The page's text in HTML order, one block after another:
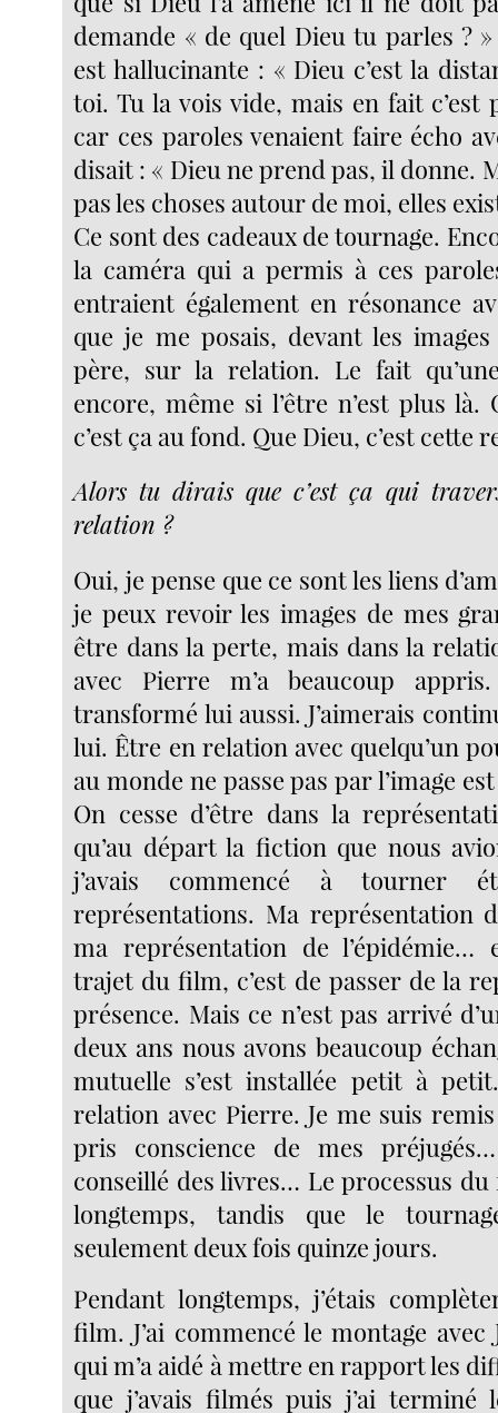
demande « de quel Dieu tu parles ?
est hallucinante : « Dieu c’est la
toi. Tu la vois vide, mais en fait c’est
car ces paroles venaient faire écho
disait : « Dieu ne prend pas, il donne.
pas les choses autour de moi, elles
Ce sont des cadeaux de tournage.
la caméra qui a permis à ces
entraient également en résonance
que je me posais, devant les
père, sur la relation. Le fait
encore, même si l’être n’est plus là.
c’est ça au fond. Que Dieu, c’est cette
Alors tu dirais que c’est ça qui
relation ?
Oui, je pense que ce sont les liens
je peux revoir les images de mes
être dans la perte, mais dans la
avec Pierre m’a beaucoup
transformé lui aussi. J’aimerais
lui. Être en relation avec quelqu’un
au monde ne passe pas par l’image
On cesse d’être dans la
qu’au départ la fiction que nous
j’avais commencé à tourner
représentations. Ma représentation
ma représentation de l’épidémie…
trajet du film, c’est de passer de la
présence. Mais ce n’est pas arrivé
deux ans nous avons beaucoup
mutuelle s’est installée petit à
relation avec Pierre. Je me suis
pris conscience de mes
conseillé des livres… Le processus
longtemps, tandis que le
seulement deux fois quinze jours.
Pendant longtemps, j’étais
film. J’ai commencé le montage avec
qui m’a aidé à mettre en rapport les
que j’avais filmés puis j’ai terminé